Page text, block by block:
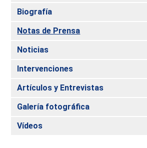
Biografía
Notas de Prensa
Noticias
Intervenciones
Artículos y Entrevistas
Galería fotográfica
Vídeos